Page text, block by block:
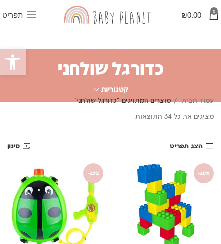
0
₪0.00 תפריט
כדורגל שולחני
קטגוריות
עמוד הבית
מוצרים המתויגים “כדורגל שולחני”
מציגים את כל ⁦34⁩ התוצאות
הצג תפריט
סינון
-40%
-42%
פתח